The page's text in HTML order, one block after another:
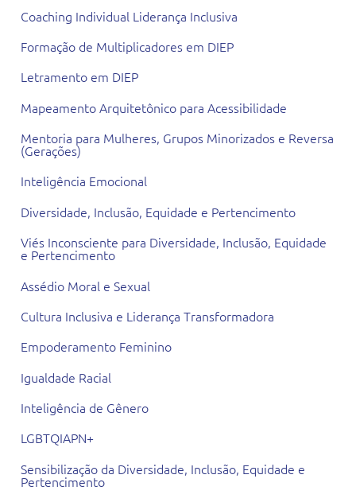
Coaching Individual Liderança Inclusiva
Formação de Multiplicadores em DIEP
Letramento em DIEP
Mapeamento Arquitetônico para Acessibilidade
Mentoria para Mulheres, Grupos Minorizados e Reversa
(Gerações)
Inteligência Emocional
Diversidade, Inclusão, Equidade e Pertencimento
Viés Inconsciente para Diversidade, Inclusão, Equidade
e Pertencimento
Assédio Moral e Sexual
Cultura Inclusiva e Liderança Transformadora
Empoderamento Feminino
Igualdade Racial
Inteligência de Gênero
LGBTQIAPN+
Sensibilização da Diversidade, Inclusão, Equidade e
Pertencimento